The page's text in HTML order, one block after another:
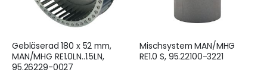
Gebläserad 180 x 52 mm,
MAN/MHG RE1.0LN..1.5LN,
95.26229-0027
Mischsystem MAN/MHG
RE1.0 S, 95.22100-3221